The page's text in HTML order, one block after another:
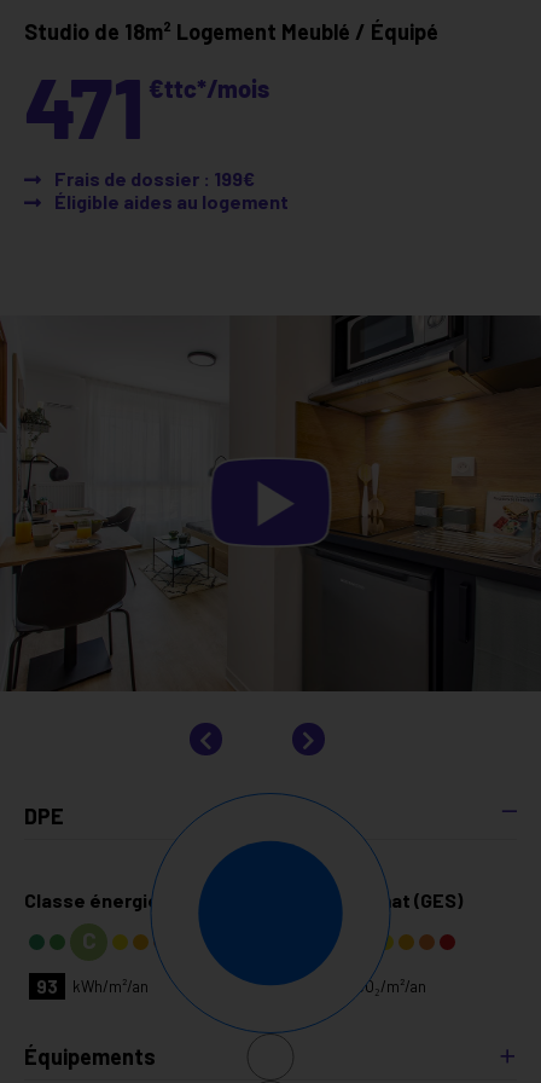
Studio de 18m² Logement Meublé / Équipé
471€ttc*/mois
Frais de dossier : 199€
Éligible aides au logement
DPE
Classe énergie (DPE)
C
93 kWh/m²/an
Classe climat (GES)
kg CO₂/m²/an
Équipements